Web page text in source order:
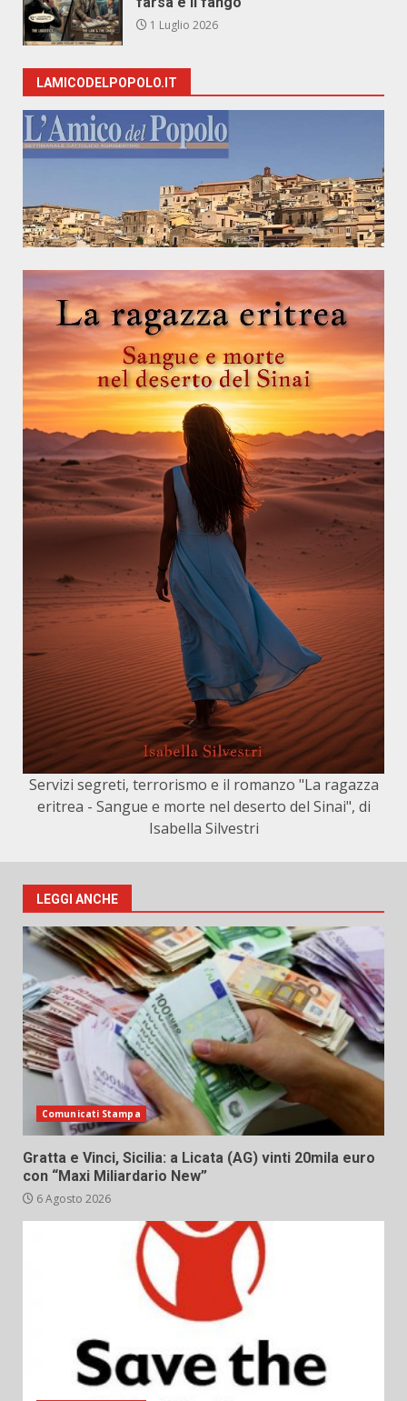
1 Luglio 2026
LAMICODELPOPOLO.IT
Servizi segreti, terrorismo e il romanzo "La ragazza
eritrea - Sangue e morte nel deserto del Sinai", di
Isabella Silvestri
LEGGI ANCHE
Comunicati Stampa
Gratta e Vinci, Sicilia: a Licata (AG) vinti 20mila euro
con “Maxi Miliardario New”
6 Agosto 2026